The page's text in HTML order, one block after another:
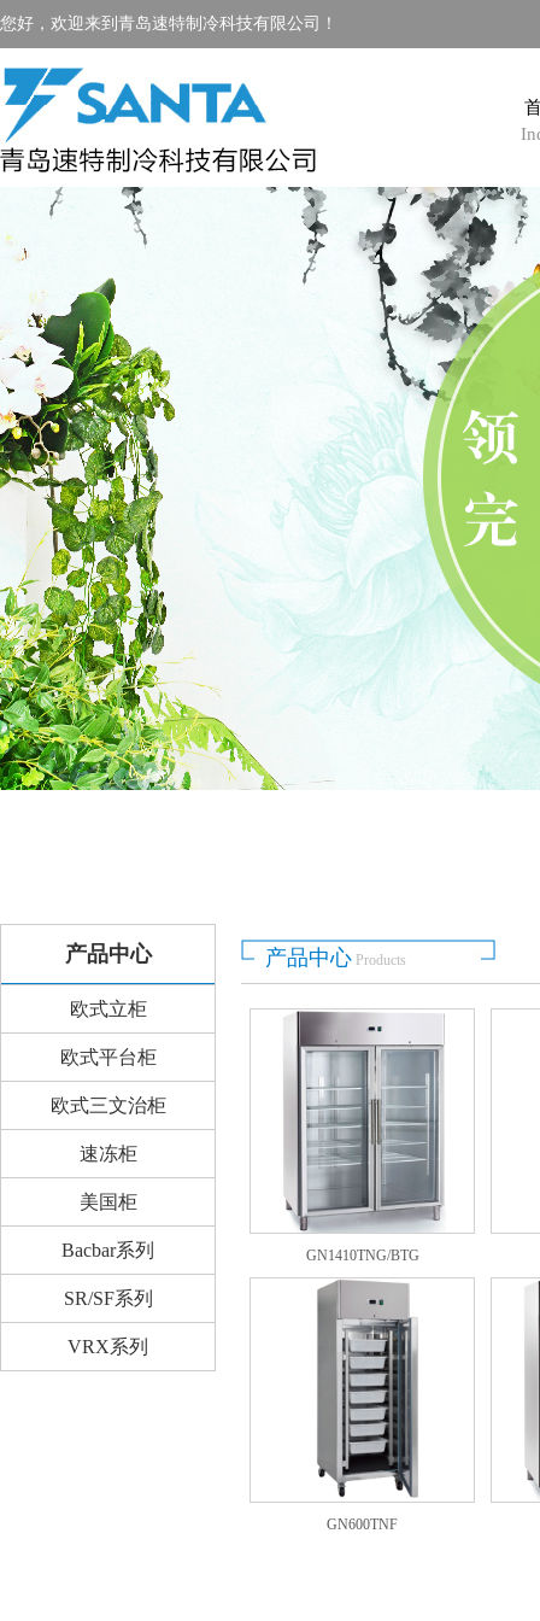
您好，欢迎来到青岛速特制冷科技有限公司！
产品中心
欧式立柜
欧式平台柜
欧式三文治柜
速冻柜
美国柜
Bacbar系列
SR/SF系列
VRX系列
产品中心 Products
GN1410TNG/BTG
GN600TNF